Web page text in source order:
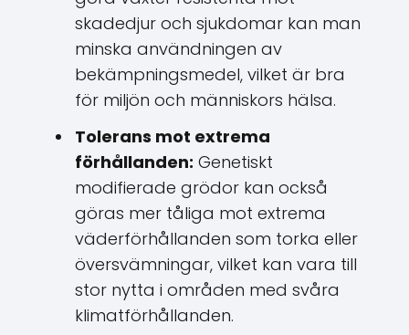
skadedjur och sjukdomar kan man
minska användningen av
bekämpningsmedel, vilket är bra
för miljön och människors hälsa.
Tolerans mot extrema
förhållanden: Genetiskt
modifierade grödor kan också
göras mer tåliga mot extrema
väderförhållanden som torka eller
översvämningar, vilket kan vara till
stor nytta i områden med svåra
klimatförhållanden.